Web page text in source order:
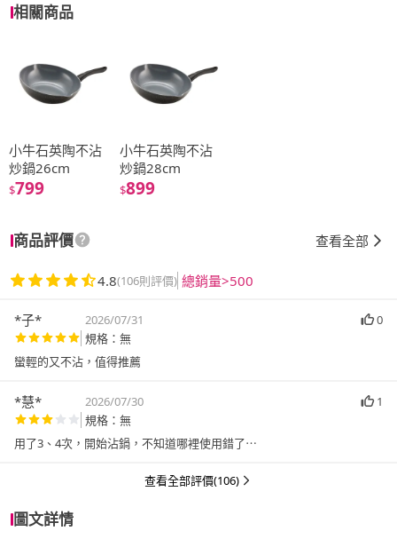
相關商品
小牛石英陶不沾
炒鍋26cm
$799
小牛石英陶不沾
炒鍋28cm
$899
商品評價 查看全部
4.8(106則評價) 總銷量>500
*子* 2026/07/31
0
規格：無
蠻輕的又不沾，值得推薦
*慧* 2026/07/30
1
規格：無
查看全部評價(106)
圖文詳情